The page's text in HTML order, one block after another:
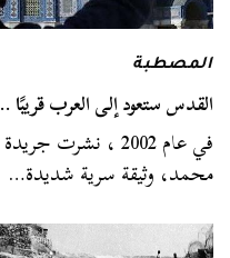
المصطبة
القدس ستعود إلى العرب
في عام 2002 ،
محمد، وثيقة سرية شديدة…